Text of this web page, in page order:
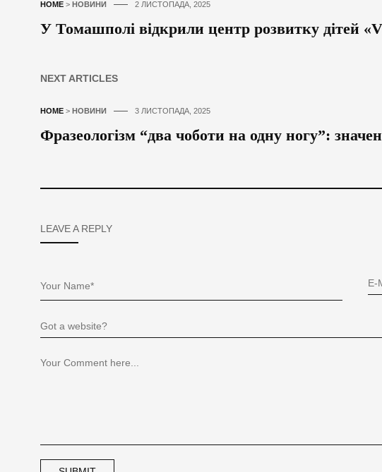
HOME > НОВИНИ 2 ЛИСТОПАДА, 2025
У Томашполі відкрили центр розвитку дітей
NEXT ARTICLES
HOME > НОВИНИ 3 ЛИСТОПАДА, 2025
Фразеологізм “два чоботи на одну ногу”:
LEAVE A REPLY